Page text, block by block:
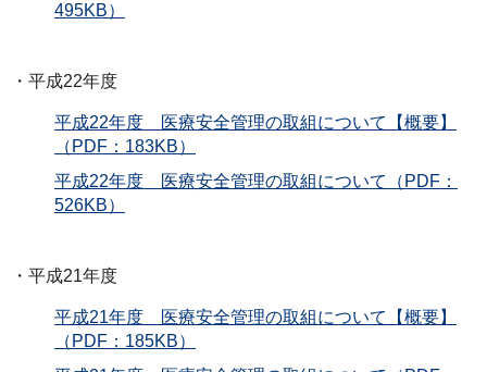
495KB）
・平成22年度
平成22年度 医療安全管理の取組について【概要】
（PDF：183KB）
平成22年度 医療安全管理の取組について（PDF：
526KB）
・平成21年度
平成21年度 医療安全管理の取組について【概要】
（PDF：185KB）